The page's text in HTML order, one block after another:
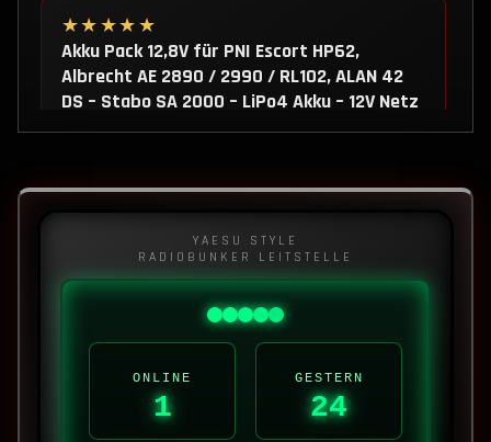
★★★★★
Akku Pack 12,8V für PNI Escort HP62,
Albrecht AE 2890 / 2990 / RL102, ALAN 42
DS – Stabo SA 2000 – LiPo4 Akku – 12V Netz
/ USB-C
ich für 10m im Einsatz habe. Ich bin mit Akku
Bewertung ansehen
★★★★★
Amateurfunk Drahtantenne 1/4 – 2m/70cm
Band -144/430 MHz – Nachbau
YAESU STYLE
RADIOBUNKER LEITSTELLE
ONLINE
1
GESTERN
24